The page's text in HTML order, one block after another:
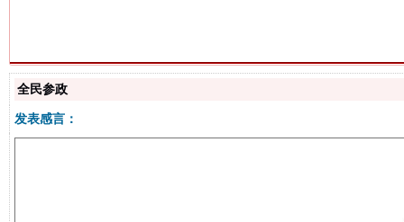
全民参政
发表感言：